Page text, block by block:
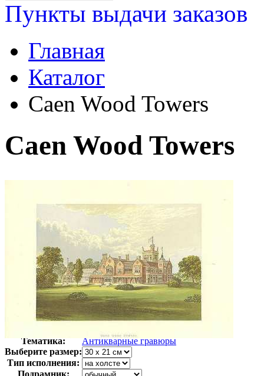
Пункты выдачи заказов
Главная
Каталог
Caen Wood Towers
Caen Wood Towers
Автор:
Неизвестно
Тематика:
Антикварные гравюры
Выберите размер:
Тип исполнения:
Подрамник: